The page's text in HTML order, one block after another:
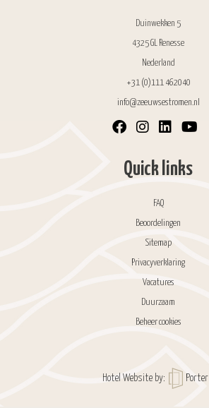
Duinwekken 5
4325 GL Renesse
Nederland
+31 (0)111 462040
info@zeeuwsestromen.nl
Quick links
FAQ
Beoordelingen
Sitemap
Privacyverklaring
Vacatures
Duurzaam
Beheer cookies
Hotel Website by: Porter